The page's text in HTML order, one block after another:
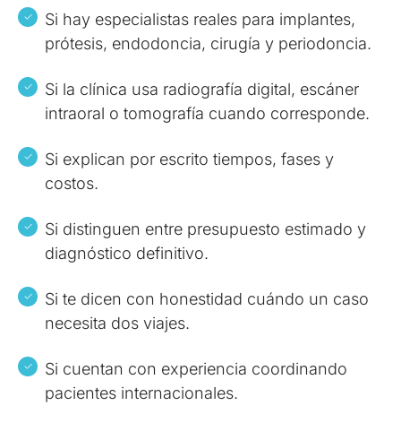
Si hay especialistas reales para implantes,
prótesis, endodoncia, cirugía y periodoncia.
Si la clínica usa radiografía digital, escáner
intraoral o tomografía cuando corresponde.
Si explican por escrito tiempos, fases y
costos.
Si distinguen entre presupuesto estimado y
diagnóstico definitivo.
Si te dicen con honestidad cuándo un caso
necesita dos viajes.
Si cuentan con experiencia coordinando
pacientes internacionales.